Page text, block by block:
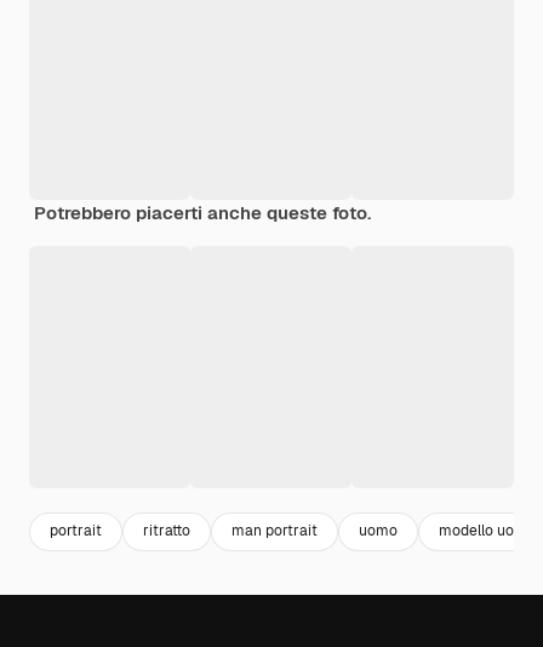
Potrebbero piacerti anche queste foto.
portrait ritratto man portrait uomo modello uomo